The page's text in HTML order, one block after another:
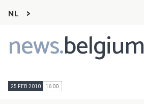
NL
news.belgium
Main
navigation
25 FEB 2010 16:00